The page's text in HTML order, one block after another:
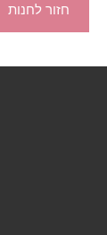
חזור לחנות